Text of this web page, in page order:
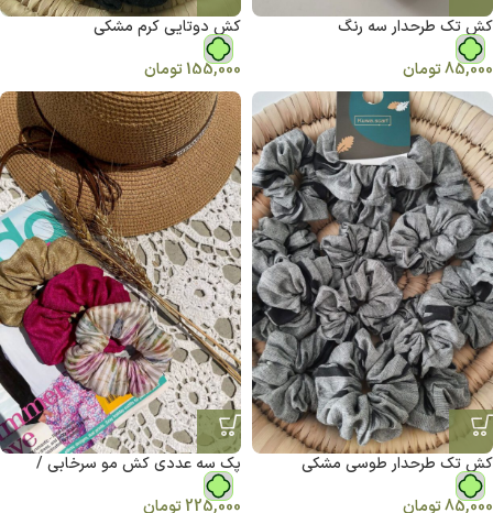
کش تک طرحدار سه رنگ
85,000تومان
کش دوتایی کرم مشکی
155,000تومان
کش تک طرحدار طوسی مشکی
85,000تومان
پک سه عددی کش مو‌ سرخابی /
طلایی/ گلدار
225,000تومان